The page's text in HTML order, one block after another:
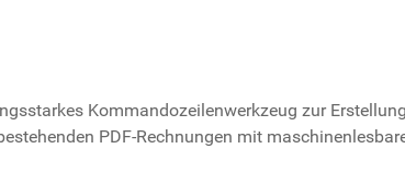
Kommandozeilenwerkzeug zur
PDF-Rechnungen mit